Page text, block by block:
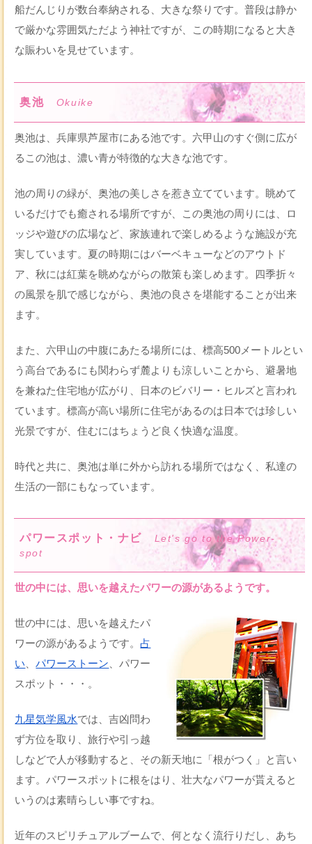
船だんじりが数台奉納される、大きな祭りです。普段は静か
で厳かな雰囲気ただよう神社ですが、この時期になると大き
な賑わいを見せています。
奥池 Okuike
奥池は、兵庫県芦屋市にある池です。六甲山のすぐ側に広が
るこの池は、濃い青が特徴的な大きな池です。
池の周りの緑が、奥池の美しさを惹き立てています。眺めて
いるだけでも癒される場所ですが、この奥池の周りには、ロ
ッジや遊びの広場など、家族連れで楽しめるような施設が充
実しています。夏の時期にはバーベキューなどのアウトド
ア、秋には紅葉を眺めながらの散策も楽しめます。四季折々
の風景を肌で感じながら、奥池の良さを堪能することが出来
ます。
また、六甲山の中腹にあたる場所には、標高500メートルとい
う高台であるにも関わらず麓よりも涼しいことから、避暑地
を兼ねた住宅地が広がり、日本のビバリー・ヒルズと言われ
ています。標高が高い場所に住宅があるのは日本では珍しい
光景ですが、住むにはちょうど良く快適な温度。
時代と共に、奥池は単に外から訪れる場所ではなく、私達の
生活の一部にもなっています。
パワースポット・ナビ
Let's go to the Power-
spot
世の中には、思いを越えたパワーの源があるようです。
世の中には、思いを越えたパ
ワーの源があるようです。占
い 、パワーストーン 、パワー
スポット・・・。
九星気学風水では、吉凶問わ
ず方位を取り、旅行や引っ越
しなどで人が移動すると、その新天地に「根がつく」と言い
ます。パワースポットに根をはり、壮大なパワーが貰えると
いうのは素晴らしい事ですね。
近年のスピリチュアルブームで、何となく流行りだし、あち